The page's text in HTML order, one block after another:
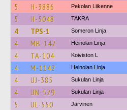
5 H-3886 Pekolan Liikenne
5 H-5048 TAKRA
4 TPS-1 Someron Linja
4 MB-142 Heinolan Linja
4 TA-104 Koiviston L
4 M-1142 Heinolan Linja
4 UJ-385 Sukulan Linja
4 UN-529 Sukulan Linja
5 UL-550 Järvinen